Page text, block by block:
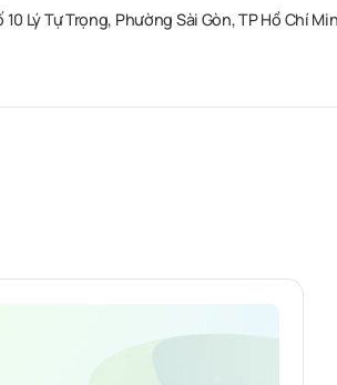
Lý Tự Trọng, Phường Sài Gòn, TP Hồ Chí